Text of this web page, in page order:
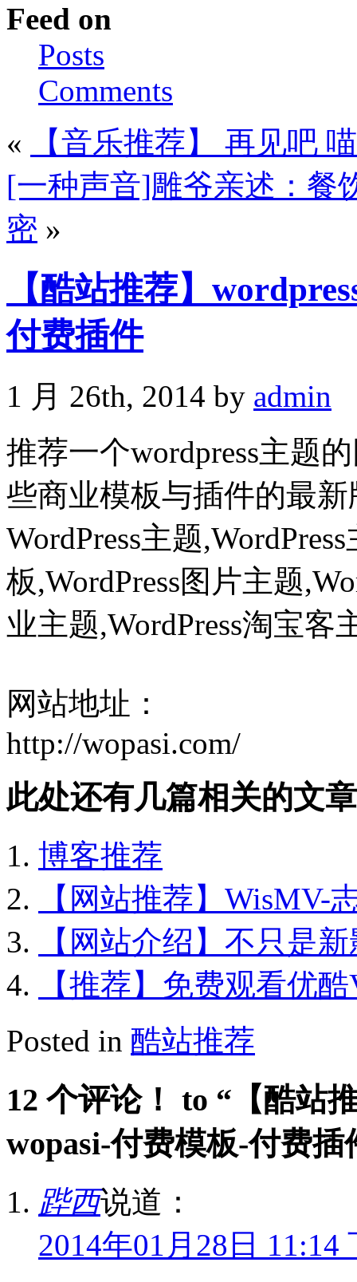
Feed on
Posts
Comments
«
【音乐推荐】 再见吧
[一种声音]雕爷亲述：餐
密 »
【酷站推荐】
付费插件
1 月 26th, 2014 by admin
推荐一个wordpress主题
些商业模板与插件的最新
WordPress主题
板,WordPress图片主题
业主题,WordPress淘宝客
网站地址：
http://wopasi.com/
此处还有几篇相关的文
博客推荐
【网站推荐】WisMV-
【网站介绍】不只是
【推荐】免费观看优
Posted in 酷站推荐
12 个评论！ to “【酷站
wopasi-付费模板-付费插
跸西说道：
2014年01月28日 11:14